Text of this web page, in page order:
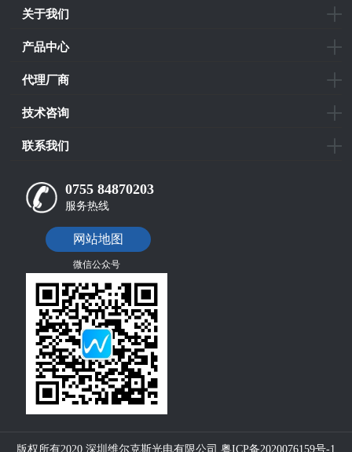
关于我们
产品中心
代理厂商
技术咨询
联系我们
0755 84870203
服务热线
网站地图
微信公众号
版权所有2020 深圳维尔克斯光电有限公司 粤ICP备2020076159号-1